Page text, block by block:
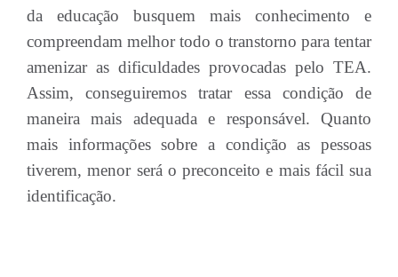
da educação busquem mais conhecimento e
compreendam melhor todo o transtorno para tentar
amenizar as dificuldades provocadas pelo TEA.
Assim, conseguiremos tratar essa condição de
maneira mais adequada e responsável. Quanto
mais informações sobre a condição as pessoas
tiverem, menor será o preconceito e mais fácil sua
identificação.